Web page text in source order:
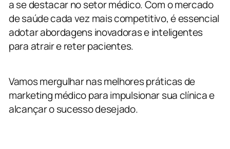
a se destacar no setor médico. Com o mercado
de saúde cada vez mais competitivo, é essencial
adotar abordagens inovadoras e inteligentes
para atrair e reter pacientes.
Vamos mergulhar nas melhores práticas de
marketing médico para impulsionar sua clínica e
alcançar o sucesso desejado.